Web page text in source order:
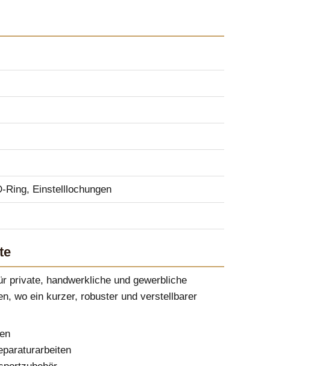
Ring, Einstelllochungen
private, handwerkliche und gewerbliche
wo ein kurzer, robuster und verstellbarer